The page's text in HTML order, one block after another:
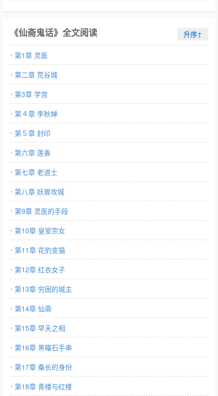
《仙斋鬼话》全文阅读 升序↑
第1章 灵医
第二章 荒谷城
第3章 学宫
第４章 李秋婵
第５章 封印
第六章 莲香
第七章 老道士
第八章 妖兽攻城
第9章 灵医的手段
第10章 皇室宗女
第11章 花豹变猫
第12章 红衣女子
第13章 穷困的城主
第14章 仙斋
第15章 早夭之相
第16章 黑曜石手串
第17章 桑长的身份
第18章 青楼与红楼